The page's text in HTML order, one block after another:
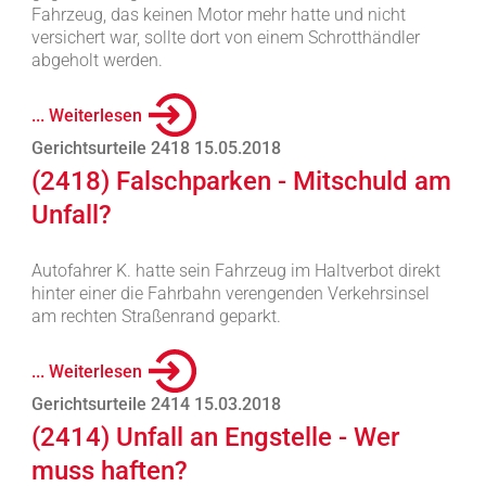
Fahrzeug, das keinen Motor mehr hatte und nicht
versichert war, sollte dort von einem Schrotthändler
abgeholt werden.
... Weiterlesen
Gerichtsurteile 2418 15.05.2018
(2418) Falschparken - Mitschuld am
Unfall?
Autofahrer K. hatte sein Fahrzeug im Haltverbot direkt
hinter einer die Fahrbahn verengenden Verkehrsinsel
am rechten Straßenrand geparkt.
... Weiterlesen
Gerichtsurteile 2414 15.03.2018
(2414) Unfall an Engstelle - Wer
muss haften?